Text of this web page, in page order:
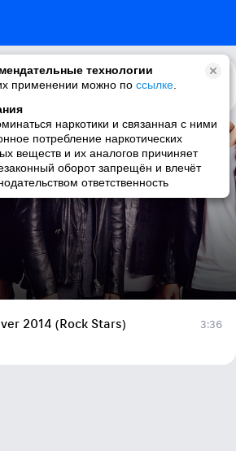
технологии
применении можно по ссылке
наркотики и связанная с ними
потребление наркотических
веществ и их аналогов причиняет
оборот запрещён и влечёт
ответственность
2014 (Rock Stars)
2014 (Rock Stars)
3:36